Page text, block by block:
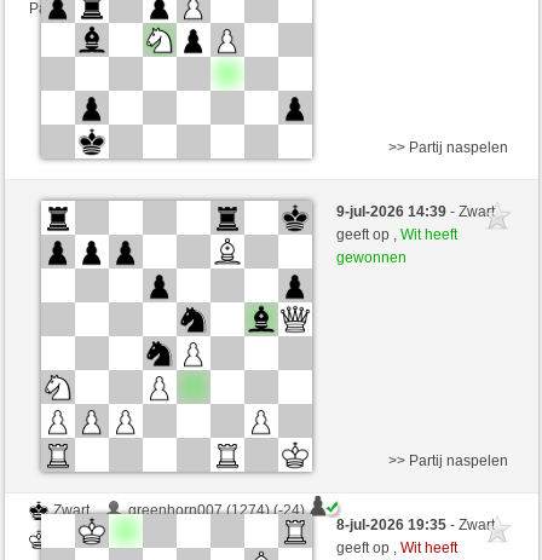
Partij telt mee voor de ranglijst
Wit
greenhorn007 (1250) (+10)
Zwart
CienFuego (1118) (-10)
Speelduur: 8 minutes/side + 0 seconds/move
Partij telt mee voor de ranglijst
>> Partij naspelen
9-jul-2026 14:39- Zwart
geeft op ,Wit heeft
gewonnen
Zwart
greenhorn007 (1274) (-24)
CienFuego (1090) (+28)
>> Partij naspelen
8-jul-2026 19:35- Zwart
geeft op ,Wit heeft